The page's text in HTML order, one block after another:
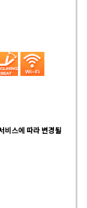
비스에 따라 변경될